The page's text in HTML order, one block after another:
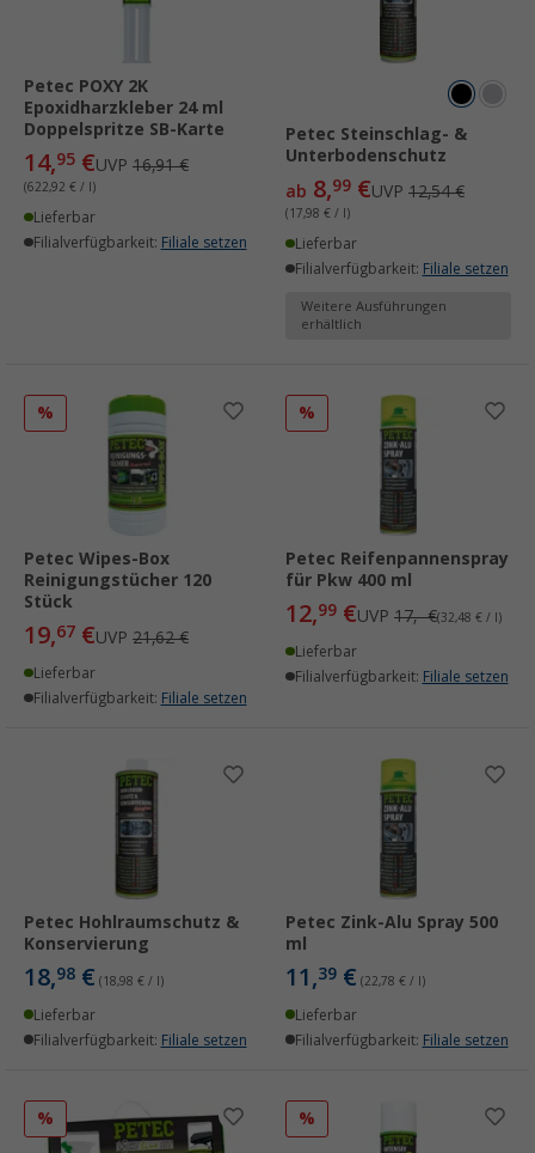
Petec POXY 2K
Epoxidharzkleber 24 ml
Doppelspritze SB-Karte
14,95 €UVP 16,91 €
(622,92 € / l)
Lieferbar
Filialverfügbarkeit: Filiale setzen
Petec Steinschlag- &
Unterbodenschutz
ab 8,99 €UVP 12,54 €
(17,98 € / l)
Lieferbar
Filialverfügbarkeit: Filiale setzen
Weitere Ausführungen
erhältlich
%
Petec Wipes-Box
Reinigungstücher 120
Stück
19,67 €UVP 21,62 €
Lieferbar
Filialverfügbarkeit: Filiale setzen
%
Petec Reifenpannenspray
für Pkw 400 ml
12,99 €UVP 17,- €(32,48 € / l)
Lieferbar
Filialverfügbarkeit: Filiale setzen
Petec Hohlraumschutz &
Konservierung
18,98 € (18,98 € / l)
Lieferbar
Filialverfügbarkeit: Filiale setzen
Petec Zink-Alu Spray 500
ml
11,39 € (22,78 € / l)
Lieferbar
Filialverfügbarkeit: Filiale setzen
% %